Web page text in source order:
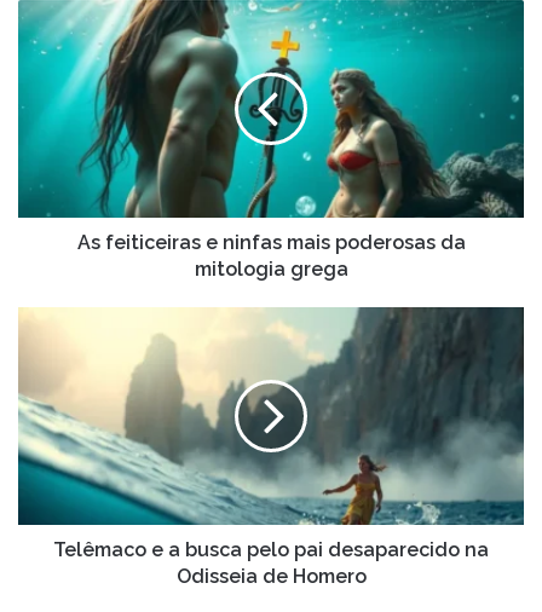
As
feiticeiras
ninfas
mais
poderosas
mitologia
grega
As feiticeiras e ninfas mais poderosas da
mitologia grega
busca
pelo
pai
desaparecido
Odisseia
Telêmaco e a busca pelo pai desaparecido na
Odisseia de Homero